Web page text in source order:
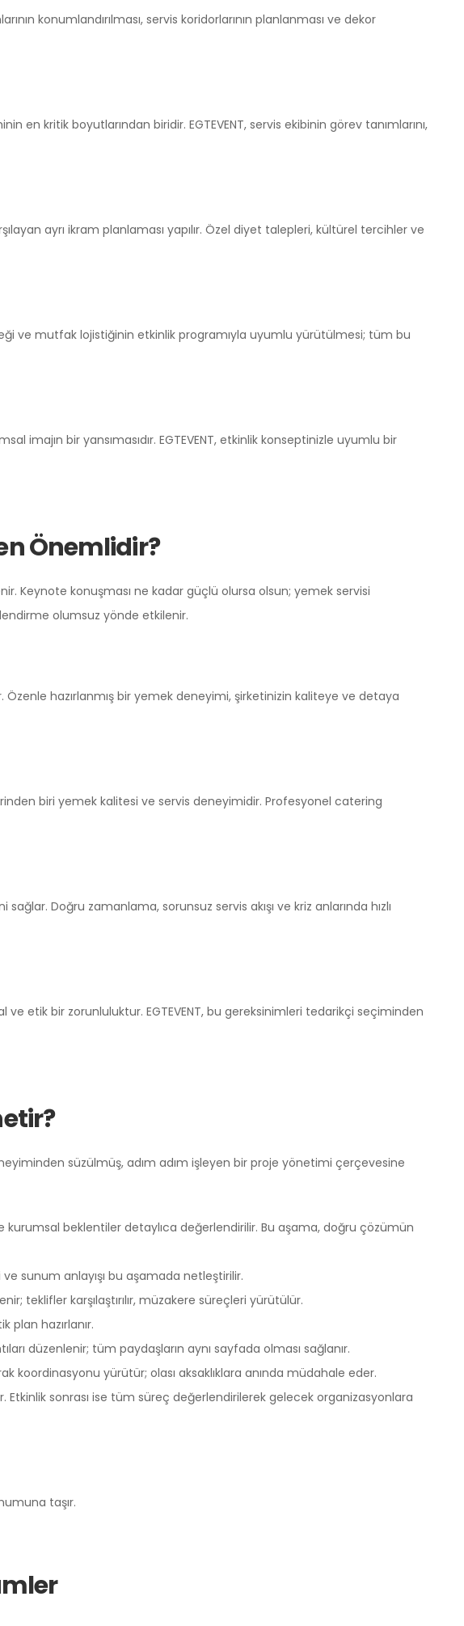
konumlandırılması, servis koridorlarının planlanması ve dekor
kritik boyutlarından biridir. EGTEVENT, servis ekibinin görev tanımlarını,
ayrı ikram planlaması yapılır. Özel diyet talepleri, kültürel tercihler ve
ve mutfak lojistiğinin etkinlik programıyla uyumlu yürütülmesi; tüm bu
imajın bir yansımasıdır. EGTEVENT, etkinlik konseptinizle uyumlu bir
Önemlidir?
Keynote konuşması ne kadar güçlü olursa olsun; yemek servisi
olumsuz yönde etkilenir.
hazırlanmış bir yemek deneyimi, şirketinizin kaliteye ve detaya
biri yemek kalitesi ve servis deneyimidir. Profesyonel catering
Doğru zamanlama, sorunsuz servis akışı ve kriz anlarında hızlı
etik bir zorunluluktur. EGTEVENT, bu gereksinimleri tedarikçi seçiminden
süzülmüş, adım adım işleyen bir proje yönetimi çerçevesine
kurumsal beklentiler detaylıca değerlendirilir. Bu aşama, doğru çözümün
sunum anlayışı bu aşamada netleştirilir.
teklifler karşılaştırılır, müzakere süreçleri yürütülür.
plan hazırlanır.
düzenlenir; tüm paydaşların aynı sayfada olması sağlanır.
koordinasyonu yürütür; olası aksaklıklara anında müdahale eder.
Etkinlik sonrası ise tüm süreç değerlendirilerek gelecek organizasyonlara
taşır.